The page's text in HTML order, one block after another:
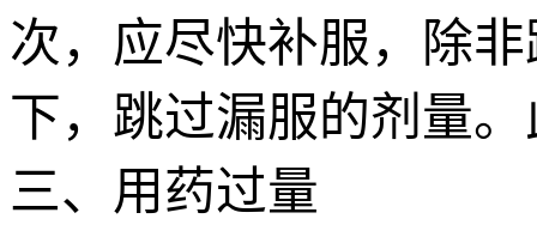
次，应尽快补服，除
下，跳过漏服的剂量
三、用药过量